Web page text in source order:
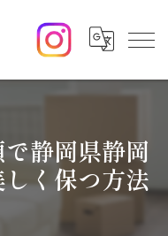
静岡県静岡
く保つ方法